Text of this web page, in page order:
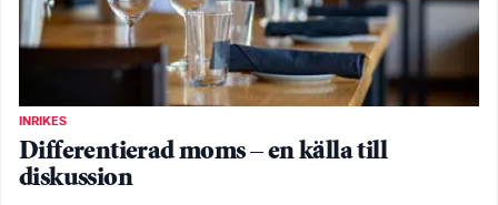
INRIKES
Differentierad moms – en källa till
diskussion